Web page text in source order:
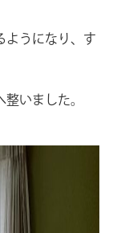
ようになり、す
いました。